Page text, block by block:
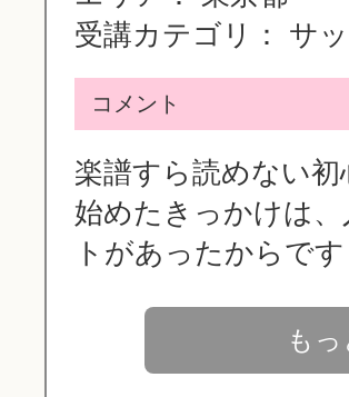
受講カテゴリ：
サ
コメント
楽譜すら読めない
始めたきっかけは
トがあったからで
もっ